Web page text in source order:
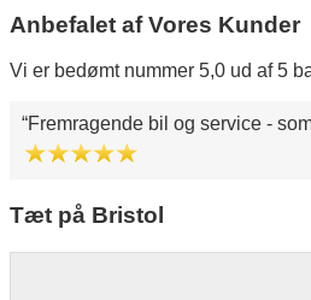
Anbefalet af Vores Kunder
Vi er bedømt nummer 5,0 ud af 5
Fremragende bil og service -
Tæt på Bristol